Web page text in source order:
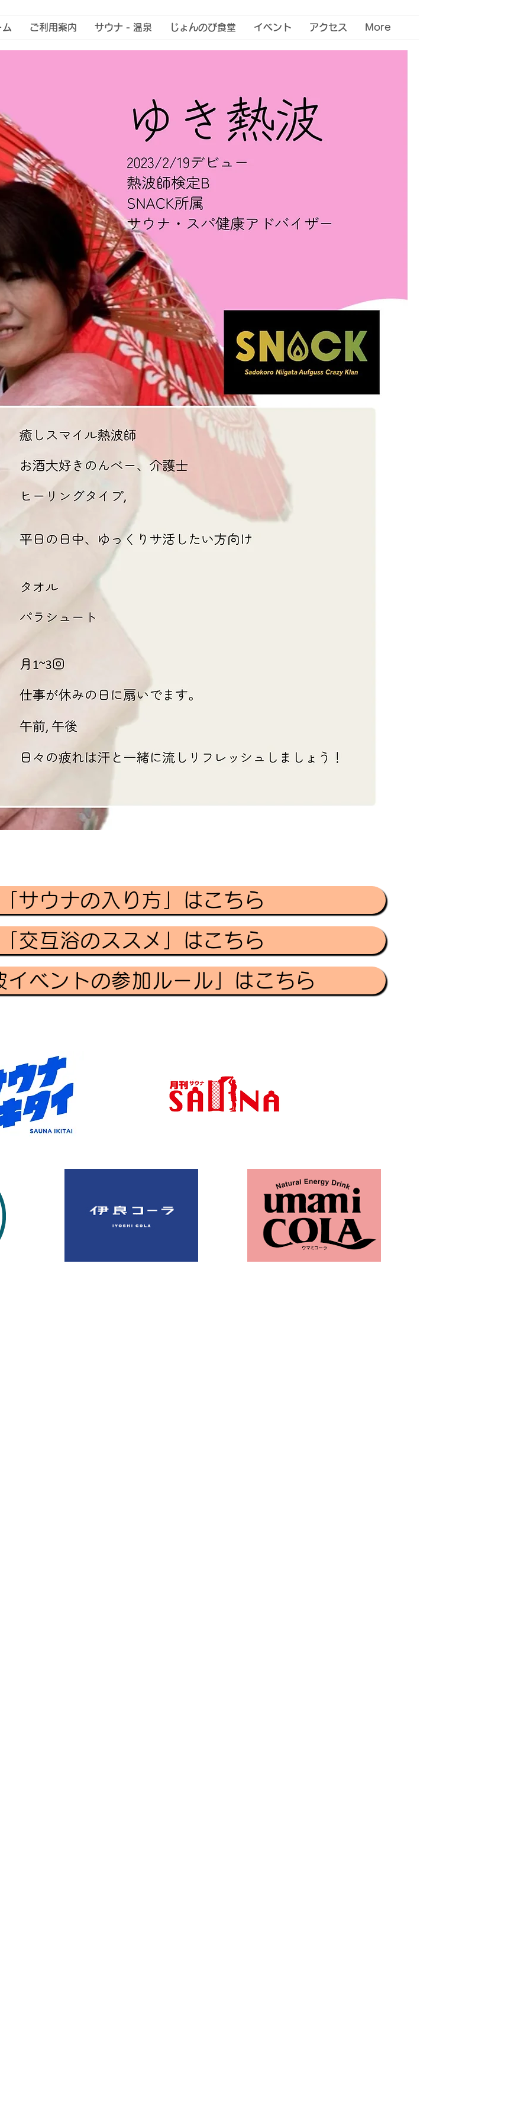
ム ご利用案内 サウナ - 温泉 じょんのび食堂 イベント アクセス More
サウナの入り方」はこちら
交互浴のススメ」はこちら
イベントの参加ルール」はこちら